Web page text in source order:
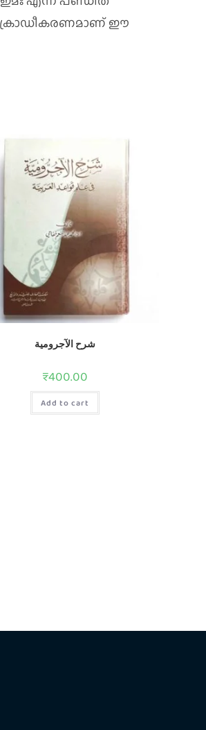
ഈ
شرح الآجرومية
₹400.00
Add to cart